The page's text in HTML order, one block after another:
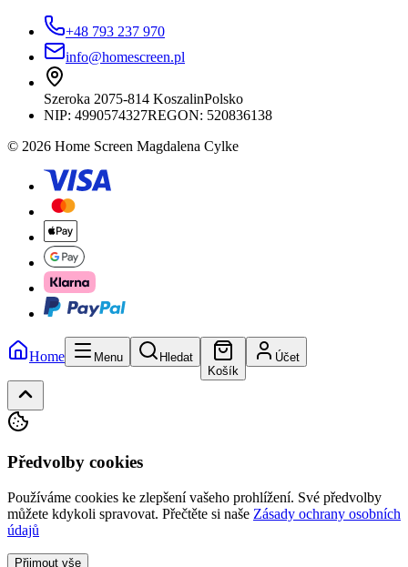
+48 793 237 970
info@homescreen.pl
Szeroka 2075-814 KoszalinPolsko
NIP: 4990574327REGON: 520836138
© 2026 Home Screen Magdalena Cylke
Home Menu
Hledat
Košík
Účet
Předvolby cookies
Používáme cookies ke zlepšení vašeho prohlížení. Své předvolby
můžete kdykoli spravovat. Přečtěte si naše Zásady ochrany osobních
údajů
Přijmout vše